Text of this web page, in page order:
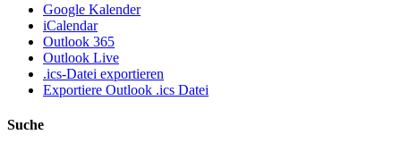
Google Kalender
iCalendar
Outlook 365
Outlook Live
.ics-Datei exportieren
Exportiere Outlook .ics Datei
Suche